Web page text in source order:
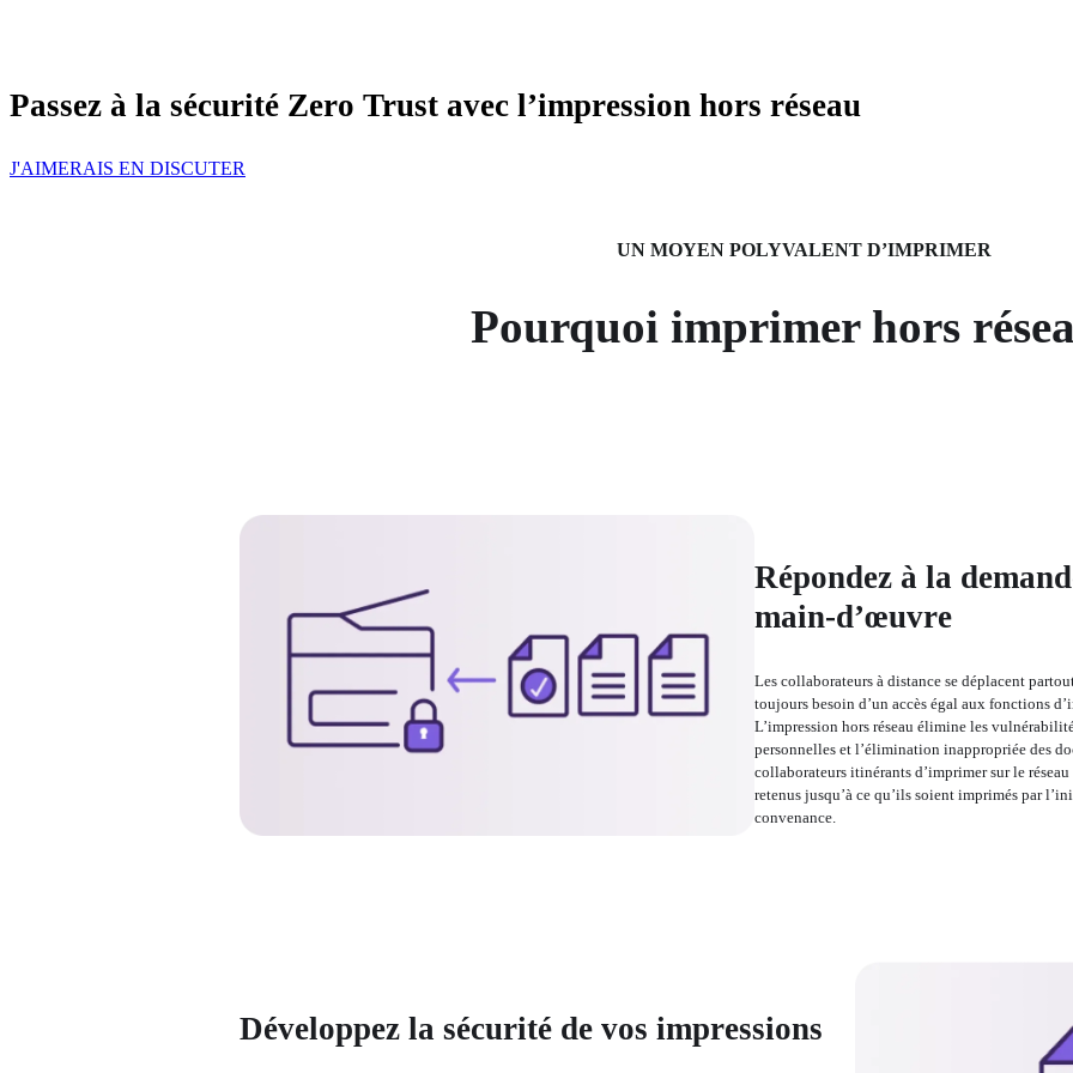
Passez à la sécurité Zero Trust avec l’impression hors réseau
J'AIMERAIS EN DISCUTER
UN MOYEN POLYVALENT D’IMPRIMER
Pourquoi imprimer hors
Répondez à la
main-d’œuvre
Les collaborateurs à distance se déplacent
toujours besoin d’un accès égal aux fonctions
L’impression hors réseau élimine les
personnelles et l’élimination inappropriée des
collaborateurs itinérants d’imprimer sur le
retenus jusqu’à ce qu’ils soient imprimés par
convenance.
Développez la sécurité de vos impressions